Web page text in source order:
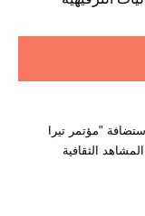
"مؤتمر تيرا
الثقافية